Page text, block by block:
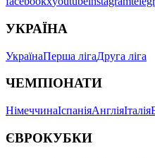
УКРАЇНА
УкраїнаПерша лігаДруга ліга
ЧЕМПІОНАТИ
НімеччинаІспаніяАнгліяІталія
ЄВРОКУБКИ